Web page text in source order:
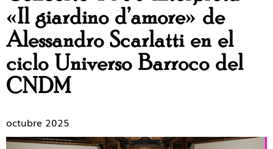
«Il giardino d’amore» de
Alessandro Scarlatti en el
ciclo Universo Barroco del
CNDM
octubre 2025